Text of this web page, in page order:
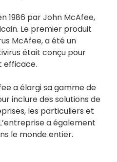
1986 par John McAfee,
Le premier produit
McAfee, a été un
était conçu pour
efficace.
a élargi sa gamme de
inclure des solutions de
les particuliers et
a également
le monde entier.